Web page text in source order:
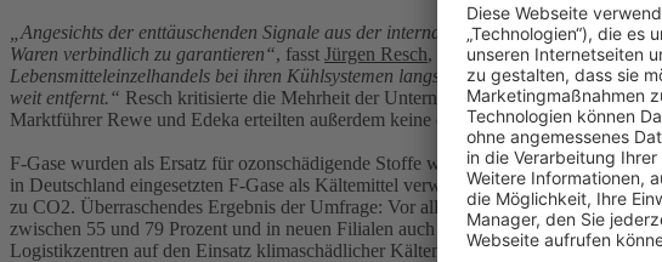
„Angesichts der enttäuschenden Signale aus der internationalen Klimapolitik ist
Waren verbindlich zu garantieren“, fasst Jürgen Resch, Bundesgeschäftsführer der
Lebensmitteleinzelhandels bei ihren Kühlsystemen langsam auf klimafreundliche
weit entfernt.“ Resch kritisierte die Mehrheit der Unternehmen für ihre mangelnde
Marktführer Rewe und Edeka erteilten außerdem keine differenzierten Auskünfte
F-Gase wurden als Ersatz für ozonschädigende Stoffe wie FCKW entwickelt,
in Deutschland eingesetzten F-Gase als Kältemittel verwendet. Besonders beliebt
zu CO2. Überraschendes Ergebnis der Umfrage: Vor allem der Discountersektor
zwischen 55 und 79 Prozent und in neuen Filialen auch bei größeren
Logistikzentren auf den Einsatz klimaschädlicher Kältemittel und betreibt diese